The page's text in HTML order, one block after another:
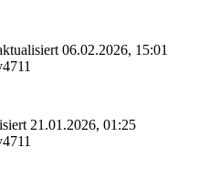
06.02.2026, 15:01
21.01.2026, 01:25